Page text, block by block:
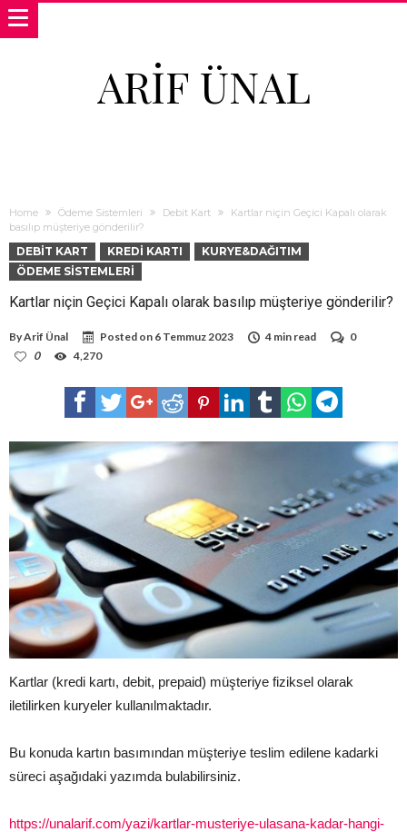
ARIF ÜNAL
Home Ödeme Sistemleri Debit Kart
Kartlar niçin Geçici Kapalı olarak
basılıp müşteriye gönderilir?
DEBIT KART KREDI KARTI
KURYE&DAĞITIM
ÖDEME SISTEMLERI
Kartlar niçin Geçici Kapalı olarak basılıp müşteriye gönderilir?
ByArif Ünal Posted on 6 Temmuz 2023 4 min read
0
0
4,270
Kartlar (kredi kartı, debit, prepaid) müşteriye fiziksel olarak
iletilirken kuryeler kullanılmaktadır.
Bu konuda kartın basımından müşteriye teslim edilene kadarki
süreci aşağıdaki yazımda bulabilirsiniz.
https://unalarif.com/yazi/kartlar-musteriye-ulasana-kadar-hangi-